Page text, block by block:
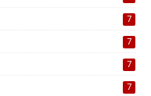
7
7
7
7